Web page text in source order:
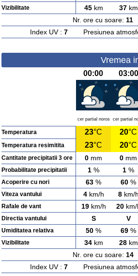
Vizibilitate 45km 37km
Nr. ore cu soare: 11
Index UV : 7Presiunea
Vremea
00:00 03:00
cer partial noros cer partial
Temperatura 23°C 20°C
Temperatura resimitita 23°C 20°C
Cantitate precipitatii 3 ore 0 mm 0 mm
Probabilitate precipitatii 1 % 1 %
Acoperire cu nori 63 % 60 %
Viteza vantului 4km/h 8km/h
Rafale de vant 19km/h 20km/
Directia vantului S V
Umiditatea relativa 50 % 69 %
Vizibilitate 34km 28km
Nr. ore cu soare: 14
Index UV : 7Presiunea